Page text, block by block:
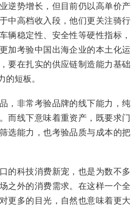
逆势增长，但目前仍以高单价产
中高档收入段，他们更关注骑行
辆稳定性、安全性等硬性指标，
加考验中国出海企业的本土化运
要在扎实的供应链制造能力基础
的短板。
，非常考验品牌的线下能力，纯
而线下意味着重资产，既要求门
选能力，也考验品质与成本的把
的科技消费新宠，也是为数不多
之外的消费需求。在这样一个全
更多的目光，自然也意味着更大